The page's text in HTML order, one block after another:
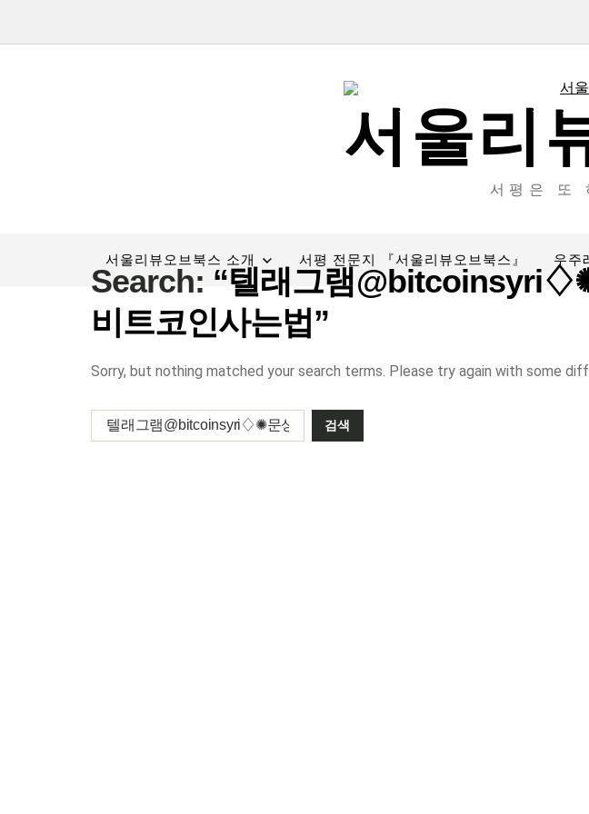
서울리
서평은 또
서울리뷰오브북스 소개 서평 전문지 『서울리뷰오브북스』 우주
Search: “텔래그램
비트코인사는법”
Sorry, but nothing matched your search terms. Please try again with some